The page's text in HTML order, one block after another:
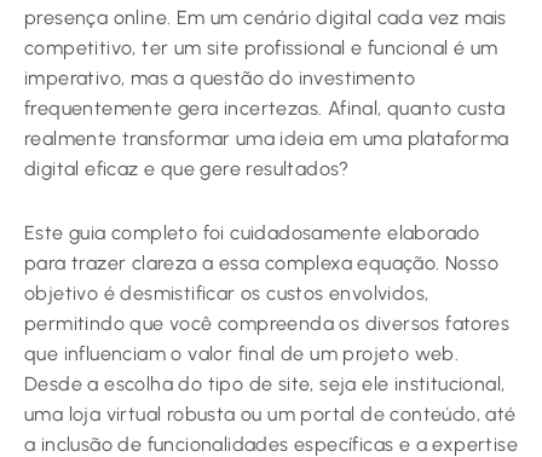
presença online. Em um cenário digital cada vez mais
competitivo, ter um site profissional e funcional é um
imperativo, mas a questão do investimento
frequentemente gera incertezas. Afinal, quanto custa
realmente transformar uma ideia em uma plataforma
digital eficaz e que gere resultados?
Este guia completo foi cuidadosamente elaborado
para trazer clareza a essa complexa equação. Nosso
objetivo é desmistificar os custos envolvidos,
permitindo que você compreenda os diversos fatores
que influenciam o valor final de um projeto web.
Desde a escolha do tipo de site, seja ele institucional,
uma loja virtual robusta ou um portal de conteúdo, até
a inclusão de funcionalidades específicas e a expertise